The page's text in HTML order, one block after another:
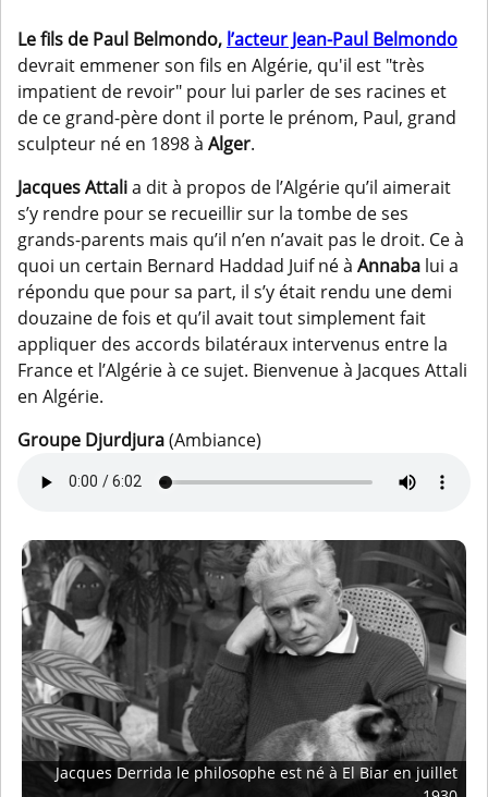
Le fils de Paul Belmondo, l’acteur Jean-Paul Belmondo
devrait emmener son fils en Algérie, qu'il est "très
impatient de revoir" pour lui parler de ses racines et
de ce grand-père dont il porte le prénom, Paul, grand
sculpteur né en 1898 à Alger.
Jacques Attalia dit à propos de l’Algérie qu’il aimerait
s’y rendre pour se recueillir sur la tombe de ses
grands-parents mais qu’il n’en n’avait pas le droit. Ce à
quoi un certain Bernard Haddad Juif né à Annaba lui a
répondu que pour sa part, il s’y était rendu une demi
douzaine de fois et qu’il avait tout simplement fait
appliquer des accords bilatéraux intervenus entre la
France et l’Algérie à ce sujet. Bienvenue à Jacques Attali
en Algérie.
Groupe Djurdjura(Ambiance)
Jacques Derrida le philosophe est né à El Biar en juillet